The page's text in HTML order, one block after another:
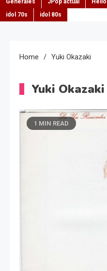
idol 70s
idol 80s
Home Yuki Okazaki
Yuki Okazaki
1 MIN READ